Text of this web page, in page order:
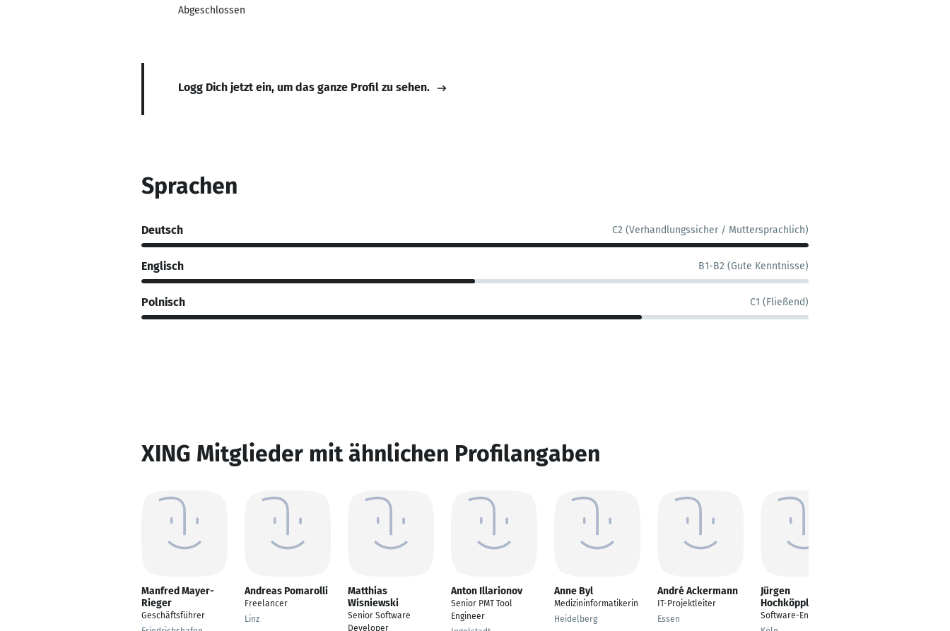
Abgeschlossen
Logg Dich jetzt ein, um das ganze Profil zu sehen.
Sprachen
Deutsch C2 (Verhandlungssicher / Muttersprachlich)
Englisch B1-B2 (Gute Kenntnisse)
Polnisch C1 (Fließend)
XING Mitglieder mit ähnlichen Profilangaben
Manfred Mayer-
Rieger
Geschäftsführer
Andreas Pomarolli
Freelancer
Linz
Matthias
Wisniewski
Senior Software
Developer
Anton Illarionov
Senior PMT Tool
Engineer
Anne Byl
Medizininformatikerin
Heidelberg
André Ackermann
IT-Projektleiter
Essen
Jürgen
Hochköppler
Software-Entwickler